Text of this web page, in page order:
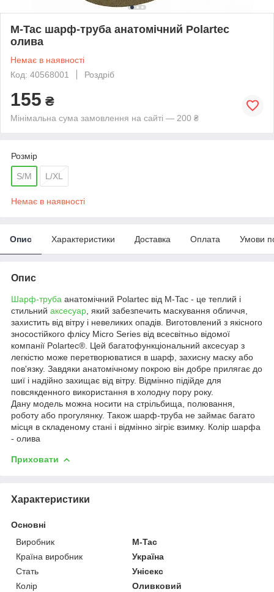
M-Tac шарф-труба анатомічний Polartec
олива
Немає в наявності
Код: 40568001
Роздріб
155 ₴
Мінімальна сума замовлення на сайті — 200 ₴
Розмір
S/M L/XL
Немає в наявності
Опис Характеристики Доставка Оплата Умови
Опис
Шарф-труба анатомічний Polartec від M-Tac - це теплий і
стильний аксесуар , який забезпечить маскування обличчя,
захистить від вітру і невеликих опадів. Виготовлений з якісного
зносостійкого флісу Micro Series від всесвітньо відомої
компанії Polartec®. Цей багатофункціональний аксесуар з
легкістю може перетворюватися в шарф, захисну маску або
пов'язку. Завдяки анатомічному покрою він добре прилягає до
шиї і надійно захищає від вітру. Відмінно підійде для
повсякденного використання в холодну пору року.
Дану модель можна носити на стрільбища, полювання,
роботу або прогулянку. Також шарф-труба не займає багато
місця в складеному стані і відмінно зігріє взимку. Колір шарфа
- олива
Приховати
Характеристики
Основні
Виробник
M-Tac
Країна виробник
Україна
Стать
Унісекс
Колір
Оливковий